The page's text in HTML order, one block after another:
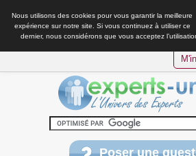
Nous utilisons des cookies pour vous garantir la meilleure
expérience sur notre site. Si vous continuez à utiliser ce
dernier, nous considérons que vous acceptez
Poser une